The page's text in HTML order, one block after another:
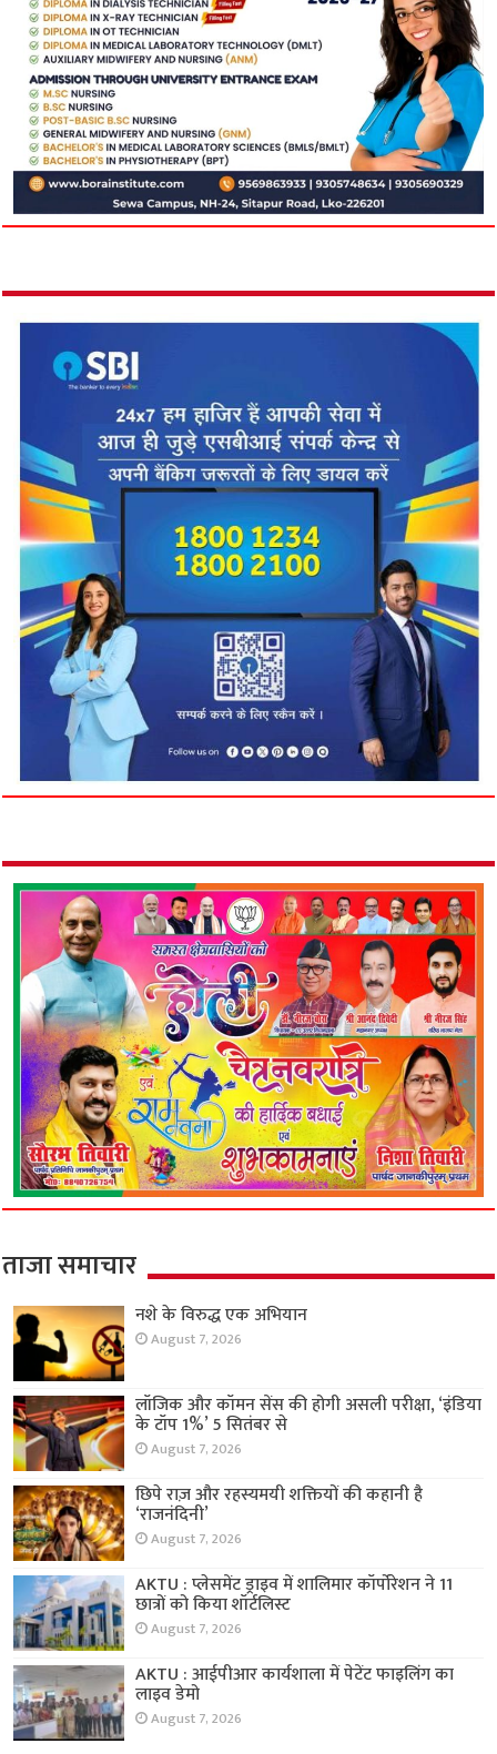
ताजा समाचार
नशे के विरुद्ध एक अभियान
August 7, 2026
लॉजिक और कॉमन सेंस की होगी असली परीक्षा, ‘इंडिया
के टॉप 1%’ 5 सितंबर से
August 7, 2026
छिपे राज़ और रहस्यमयी शक्तियों की कहानी है
‘राजनंदिनी’
August 7, 2026
AKTU : प्लेसमेंट ड्राइव में शालिमार कॉर्पोरेशन ने 11
छात्रों को किया शॉर्टलिस्ट
August 7, 2026
AKTU : आईपीआर कार्यशाला में पेटेंट फाइलिंग का
लाइव डेमो
August 7, 2026